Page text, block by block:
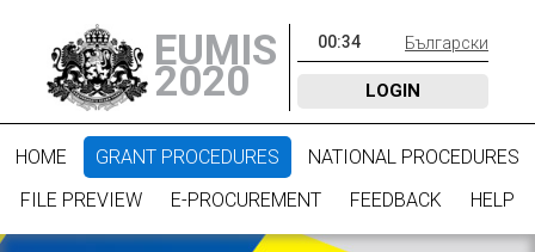
EUMIS
2020
00:34 Български
LOGIN
HOME GRANT PROCEDURES
NATIONAL PROCEDURES
FILE PREVIEW
E-PROCUREMENT FEEDBACK HELP